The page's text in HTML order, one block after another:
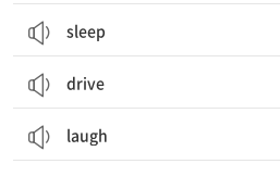
sleep
drive
laugh